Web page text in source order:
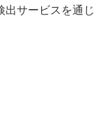
出サービスを通じ